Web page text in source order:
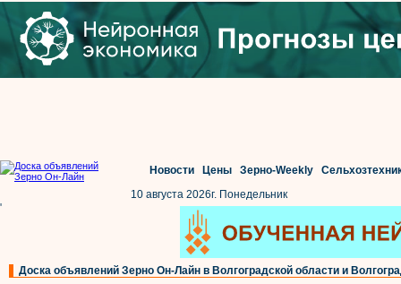
Новости Цены Зерно-Weekly
10 августа 2026г. Понедельник
'
Доска объявлений Зерно Он-Лайн в Волгоградской области и